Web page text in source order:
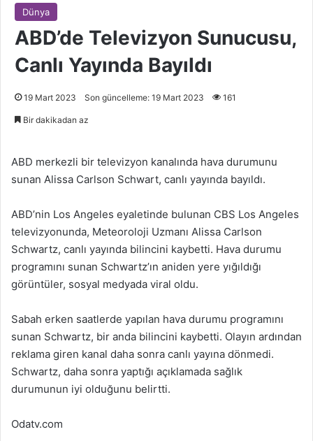
Dünya
ABD’de Televizyon Sunucusu,
Canlı Yayında Bayıldı
19 Mart 2023 Son güncelleme: 19 Mart 2023 161
Bir dakikadan az
ABD merkezli bir televizyon kanalında hava durumunu
sunan Alissa Carlson Schwart, canlı yayında bayıldı.
ABD’nin Los Angeles eyaletinde bulunan CBS Los Angeles
televizyonunda, Meteoroloji Uzmanı Alissa Carlson
Schwartz, canlı yayında bilincini kaybetti. Hava durumu
programını sunan Schwartz’ın aniden yere yığıldığı
görüntüler, sosyal medyada viral oldu.
Sabah erken saatlerde yapılan hava durumu programını
sunan Schwartz, bir anda bilincini kaybetti. Olayın ardından
reklama giren kanal daha sonra canlı yayına dönmedi.
Schwartz, daha sonra yaptığı açıklamada sağlık
durumunun iyi olduğunu belirtti.
Odatv.com